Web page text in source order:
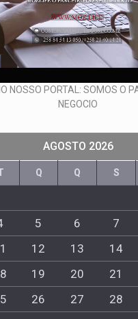
NOSSO PORTAL: SOMOS O
NEGOCIO
AGOSTO 2026
Q Q S
5 6 7
12 13 14
19 20 21
26 27 28